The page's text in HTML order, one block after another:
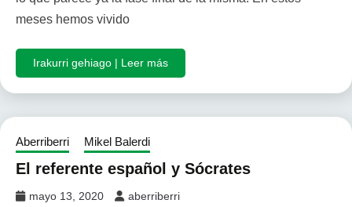
meses hemos vivido
Irakurri gehiago | Leer más
Aberriberri Mikel Balerdi
El referente español y Sócrates
mayo 13, 2020 aberriberri